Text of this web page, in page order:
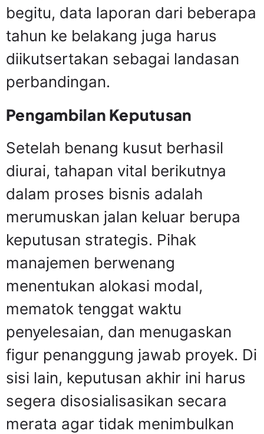
begitu, data laporan dari beberapa
tahun ke belakang juga harus
diikutsertakan sebagai landasan
perbandingan.
Pengambilan Keputusan
Setelah benang kusut berhasil
diurai, tahapan vital berikutnya
dalam proses bisnis adalah
merumuskan jalan keluar berupa
keputusan strategis. Pihak
manajemen berwenang
menentukan alokasi modal,
mematok tenggat waktu
penyelesaian, dan menugaskan
figur penanggung jawab proyek. Di
sisi lain, keputusan akhir ini harus
segera disosialisasikan secara
merata agar tidak menimbulkan